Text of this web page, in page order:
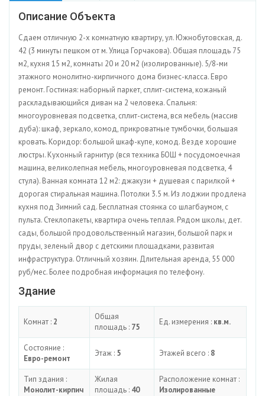
Описание Объекта
Сдаем отличную 2-х комнатную квартиру, ул. Южнобутовская, д.
42 (3 минуты пешком от м. Улица Горчакова). Общая площадь 75
м2, кухня 15 м2, комнаты 20 и 20 м2 (изолированные). 5/8-ми
этажного монолитно-кирпичного дома бизнес-класса. Евро
ремонт. Гостиная: наборный паркет, сплит-система, кожаный
раскладывающийся диван на 2 человека. Спальня:
многоуровневая подсветка, сплит-система, вся мебель (массив
дуба): шкаф, зеркало, комод, прикроватные тумбочки, большая
кровать. Коридор: большой шкаф-купе, комод. Везде хорошие
люстры. Кухонный гарнитур (вся техника БОШ + посудомоечная
машина, великолепная мебель, многоуровневая подсветка, 4
стула). Ванная комната 12 м2: джакузи + душевая с парилкой +
дорогая стиральная машина. Потолки 3.5 м. Из лоджии продлена
кухня под Зимний сад. Бесплатная стоянка со шлагбаумом, с
пульта. Стеклопакеты, квартира очень теплая. Рядом школы, дет.
сады, большой продовольственный магазин, большой парк и
пруды, зеленый двор с детскими площадками, развитая
инфраструктура. Отличный хозяин. Длительная аренда, 55 000
руб/мес. Более подробная информация по телефону.
Здание
Комнат : 2
Общая
площадь : 75
Ед. измерения : кв.м.
Состояние :
Евро-ремонт
Этаж : 5 Этажей всего : 8
Тип здания :
Монолит-кирпич
Жилая
площадь : 40
Расположение комнат :
Изолированные